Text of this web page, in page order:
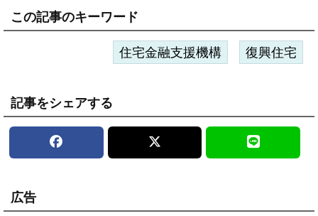
この記事のキーワード
住宅金融支援機構 復興住宅
記事をシェアする
広告